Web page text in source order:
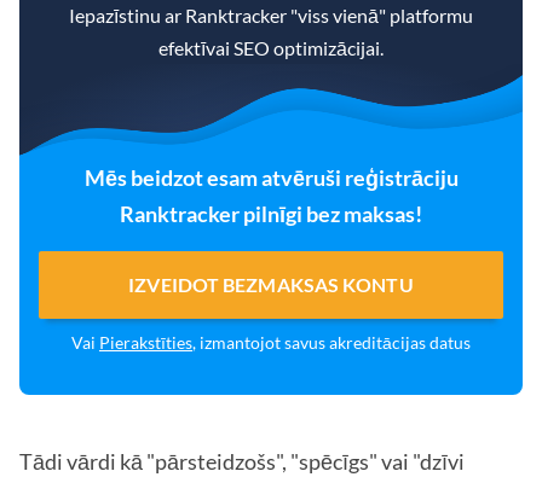
Iepazīstinu ar Ranktracker "viss vienā" platformu
efektīvai SEO optimizācijai.
Mēs beidzot esam atvēruši reģistrāciju
Ranktracker pilnīgi bez maksas!
IZVEIDOT BEZMAKSAS KONTU
Vai Pierakstīties, izmantojot savus akreditācijas datus
Tādi vārdi kā "pārsteidzošs", "spēcīgs" vai "dzīvi